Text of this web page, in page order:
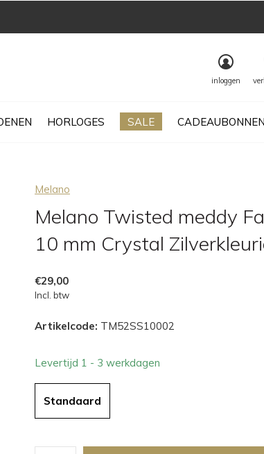
HORLOGES SALE CADEAUBONNEN
inloggen
Melano
Melano Twisted meddy
10 mm Crystal
€29,00
Incl. btw
Artikelcode: TM52SS10002
Levertijd 1 - 3 werkdagen
Standaard